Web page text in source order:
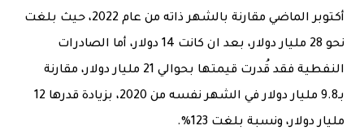
أكتوبر الماضي مقارنة بالشهر ذاته من عام 2022، حيث بلغت
نحو 28 مليار دولار، بعد ان كانت 14 دولار، أما الصادرات
النفطية فقد قُدرت قيمتها بحوالي 21 مليار دولار، مقارنة
بـ9.8 مليار دولار في الشهر نفسه من 2020، بزيادة قدرها 12
مليار دولار، ونسبة بلغت 123%.